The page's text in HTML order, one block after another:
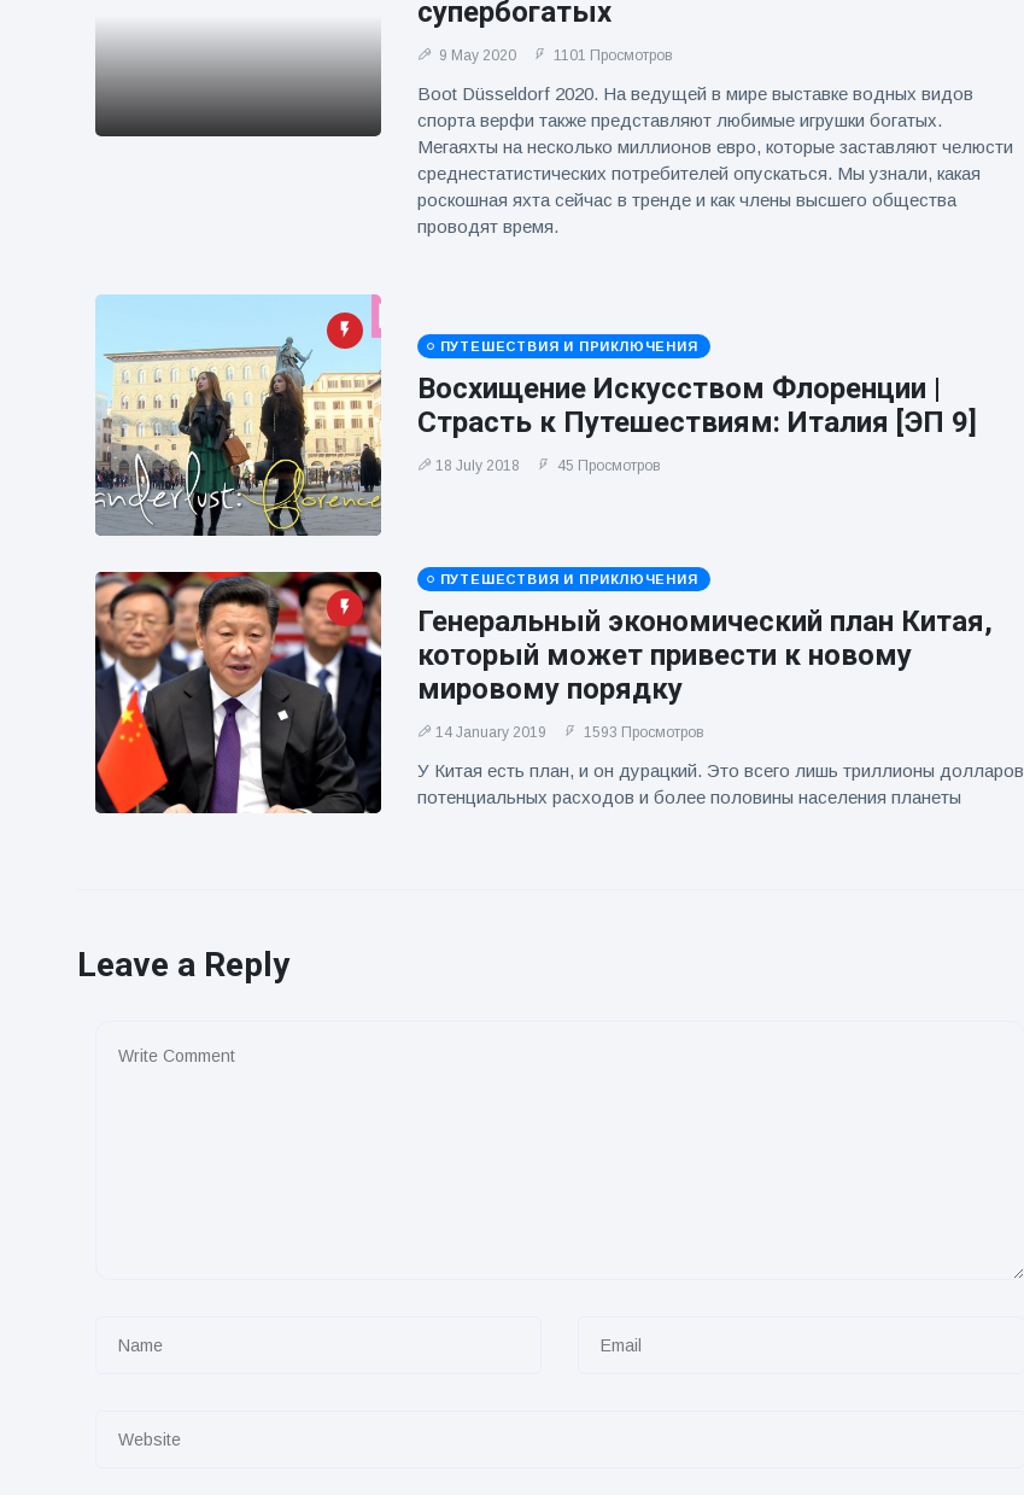
супербогатых
9 May 2020 1101 Просмотров
Boot Düsseldorf 2020. На ведущей в мире выставке водных видов
спорта верфи также представляют любимые игрушки богатых.
Мегаяхты на несколько миллионов евро, которые заставляют челюсти
среднестатистических потребителей опускаться. Мы узнали, какая
роскошная яхта сейчас в тренде и как члены высшего общества
проводят время.
ПУТЕШЕСТВИЯ И ПРИКЛЮЧЕНИЯ
Восхищение Искусством Флоренции |
Страсть к Путешествиям: Италия [ЭП 9]
18 July 2018 45 Просмотров
ПУТЕШЕСТВИЯ И ПРИКЛЮЧЕНИЯ
Генеральный экономический план Китая,
который может привести к новому
мировому порядку
14 January 2019 1593 Просмотров
У Китая есть план, и он дурацкий. Это всего лишь триллионы долларов
потенциальных расходов и более половины населения планеты
Leave a Reply